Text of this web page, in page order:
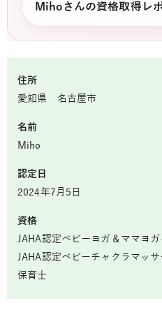
Mihoさんの資格取得レ
住所
愛知県 名古屋市
名前
Miho
認定日
2024年7月5日
資格
JAHA認定ベビーヨガ＆ママヨ
JAHA認定ベビーチャクラマッサ
保育士